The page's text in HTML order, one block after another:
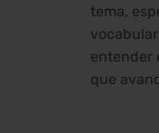
tema,
entender
que